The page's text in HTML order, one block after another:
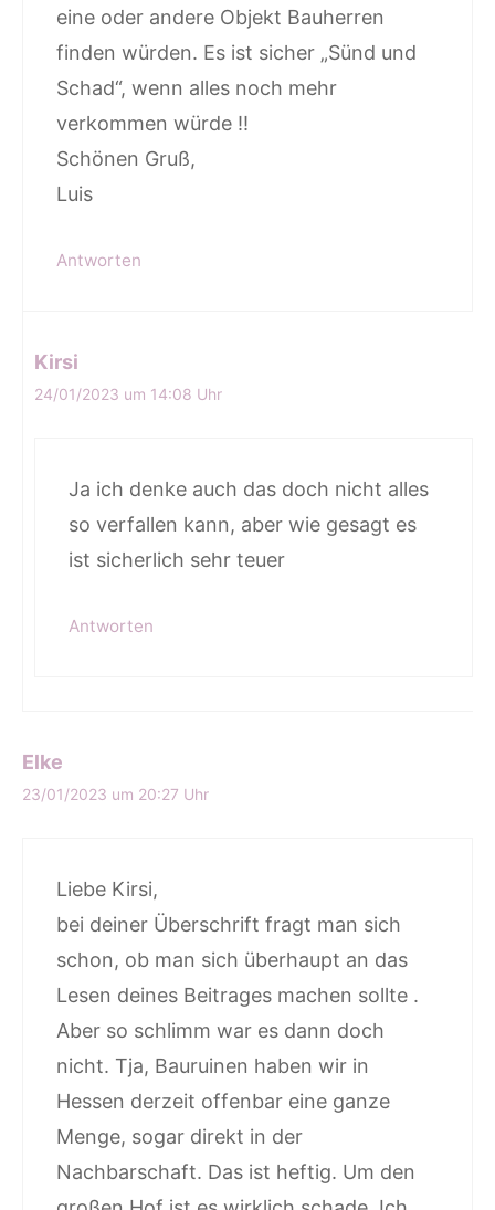
eine oder andere Objekt Bauherren
finden würden. Es ist sicher „Sünd und
Schad“, wenn alles noch mehr
verkommen würde !!
Schönen Gruß,
Luis
Antworten
Kirsi
24/01/2023 um 14:08 Uhr
Ja ich denke auch das doch nicht alles
so verfallen kann, aber wie gesagt es
ist sicherlich sehr teuer
Antworten
Elke
23/01/2023 um 20:27 Uhr
Liebe Kirsi,
bei deiner Überschrift fragt man sich
schon, ob man sich überhaupt an das
Lesen deines Beitrages machen sollte .
Aber so schlimm war es dann doch
nicht. Tja, Bauruinen haben wir in
Hessen derzeit offenbar eine ganze
Menge, sogar direkt in der
Nachbarschaft. Das ist heftig. Um den